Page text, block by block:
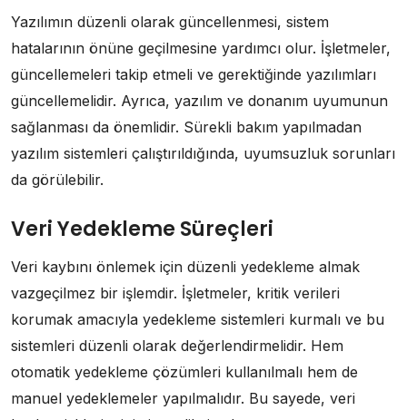
Yazılımın düzenli olarak güncellenmesi, sistem
hatalarının önüne geçilmesine yardımcı olur. İşletmeler,
güncellemeleri takip etmeli ve gerektiğinde yazılımları
güncellemelidir. Ayrıca, yazılım ve donanım uyumunun
sağlanması da önemlidir. Sürekli bakım yapılmadan
yazılım sistemleri çalıştırıldığında, uyumsuzluk sorunları
da görülebilir.
Veri Yedekleme Süreçleri
Veri kaybını önlemek için düzenli yedekleme almak
vazgeçilmez bir işlemdir. İşletmeler, kritik verileri
korumak amacıyla yedekleme sistemleri kurmalı ve bu
sistemleri düzenli olarak değerlendirmelidir. Hem
otomatik yedekleme çözümleri kullanılmalı hem de
manuel yedeklemeler yapılmalıdır. Bu sayede, veri